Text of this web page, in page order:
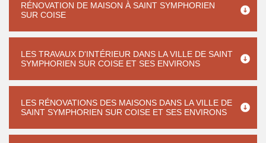
RÉNOVATION DE MAISON À SAINT SYMPHORIEN
SUR COISE
LES TRAVAUX D'INTÉRIEUR DANS LA VILLE DE SAINT
SYMPHORIEN SUR COISE ET SES ENVIRONS
LES RÉNOVATIONS DES MAISONS DANS LA VILLE DE
SAINT SYMPHORIEN SUR COISE ET SES ENVIRONS